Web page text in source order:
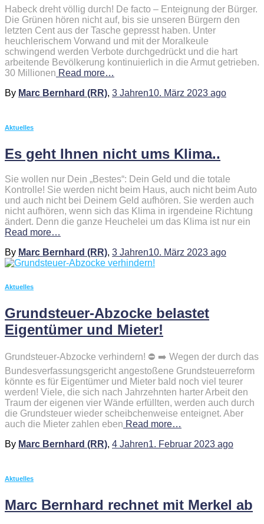
Habeck dreht völlig durch! De facto – Enteignung der Bürger.
Die Grünen hören nicht auf, bis sie unseren Bürgern den
letzten Cent aus der Tasche gepresst haben. Unter
heuchlerischem Vorwand und mit der Moralkeule
schwingend werden Verbote durchgedrückt und die hart
arbeitende Bevölkerung kontinuierlich in die Armut getrieben.
30 Millionen Read more…
By Marc Bernhard (RR), 3 Jahren10. März 2023 ago
Aktuelles
Es geht Ihnen nicht ums Klima..
Sie wollen nur Dein „Bestes“: Dein Geld und die totale
Kontrolle! Sie werden nicht beim Haus, auch nicht beim Auto
und auch nicht bei Deinem Geld aufhören. Sie werden auch
nicht aufhören, wenn sich das Klima in irgendeine Richtung
ändert. Denn die ganze Heuchelei um das Klima ist nur ein
Read more…
By Marc Bernhard (RR), 3 Jahren10. März 2023 ago
Aktuelles
Grundsteuer-Abzocke belastet
Eigentümer und Mieter!
Grundsteuer-Abzocke verhindern! ⛔ ➡️ Wegen der durch das
Bundesverfassungsgericht angestoßene Grundsteuerreform
könnte es für Eigentümer und Mieter bald noch viel teurer
werden! Viele, die sich nach Jahrzehnten harter Arbeit den
Traum der eigenen vier Wände erfüllten, werden auch durch
die Grundsteuer wieder scheibchenweise enteignet. Aber
auch die Mieter zahlen eben Read more…
By Marc Bernhard (RR), 4 Jahren1. Februar 2023 ago
Aktuelles
Marc Bernhard rechnet mit Merkel ab